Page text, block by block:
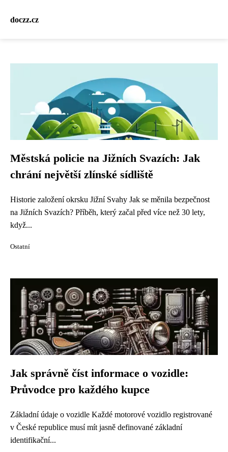
doczz.cz
Městská policie na Jižních Svazích: Jak
chrání největší zlínské sídliště
Historie založení okrsku Jižní Svahy Jak se měnila bezpečnost
na Jižních Svazích? Příběh, který začal před více než 30 lety,
když...
Ostatní
Jak správně číst informace o vozidle:
Průvodce pro každého kupce
Základní údaje o vozidle Každé motorové vozidlo registrované
v České republice musí mít jasně definované základní
identifikační...